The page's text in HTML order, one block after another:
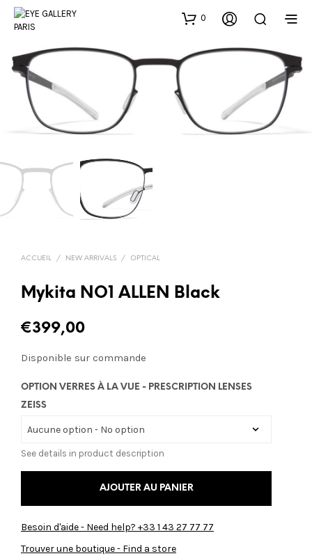
0
ACCUEIL / NEW ARRIVALS / OPTICAL
Mykita NO1 ALLEN Black
€399,00
Disponible sur commande
OPTION VERRES À LA VUE - PRESCRIPTION LENSES
ZEISS
See details in product description
AJOUTER AU PANIER
Besoin d'aide - Need help? +33 1 43 27 77 77
Trouver une boutique - Find a store